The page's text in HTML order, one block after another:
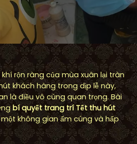
rộn ràng của mùa xuân lại tràn
khách hàng trong dịp lễ này,
là điều vô cùng quan trọng. Bài
bí quyết trang trí Tết thu hút
không gian ấm cúng và hấp